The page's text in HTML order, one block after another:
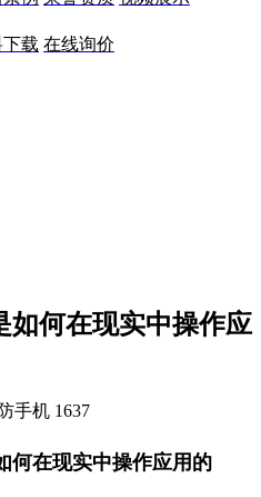
载 在线询价
如何在现实中操作应
手机 1637
何在现实中操作应用的